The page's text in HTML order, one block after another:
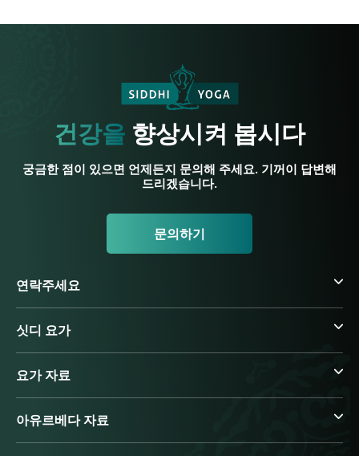
건강을 향상시켜 봅시다
궁금한 점이 있으면 언제든지 문의해 주세요. 기꺼이 답변해
드리겠습니다.
문의하기
연락주세요
싯디 요가
요가 자료
아유르베다 자료